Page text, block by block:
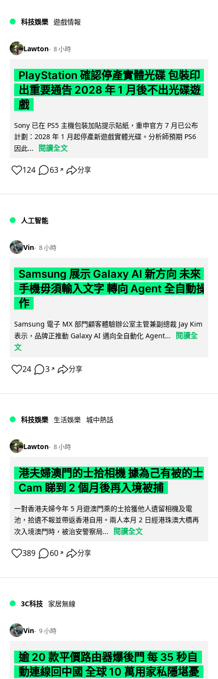
科技娛樂 遊戲情報
Lawton 8 小時
PlayStation 確認停產實體光碟 包裝印
出重要通告 2028 年 1 月後不出光碟遊
戲
Sony 已在 PS5 主機包裝加貼提示貼紙，重申官方 7 月已公布
計劃：2028 年 1 月起停產新遊戲實體光碟。分析師預期 PS6
因此...
閱讀全文
124 63 ↗ 分享
人工智能
Vin 8 小時
Samsung 展示 Galaxy AI 新方向 未來
手機毋須輸入文字 轉向 Agent 全自動操
作
Samsung 電子 MX 部門顧客體驗辦公室主管兼副總裁 Jay Kim
表示，品牌正推動 Galaxy AI 邁向全自動化 Agent...
閱讀全
文
24 3 ↗ 分享
科技娛樂 生活娛樂 城中熱話
Lawton 8 小時
港夫婦澳門的士拾相機 據為己有被的士
Cam 睇到 2 個月後再入境被捕
一對香港夫婦今年 5 月遊澳門乘的士拾獲他人遺留相機及電
池，拾遺不報並帶返香港自用。兩人本月 2 日經港珠澳大橋再
次入境澳門時，被治安警察局...
閱讀全文
389 60 ↗ 分享
3C科技 家居無線
Vin 9 小時
逾 20 款平價路由器爆後門 每 35 秒自
動連線回中國 全球 10 萬用家私隱堪憂